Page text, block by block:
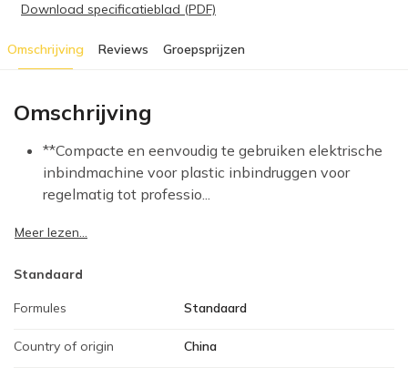
Download specificatieblad (PDF)
Omschrijving Reviews Groepsprijzen
Omschrijving
**Compacte en eenvoudig te gebruiken elektrische
inbindmachine voor plastic inbindruggen voor
regelmatig tot professio...
Meer lezen...
Standaard
Formules Standaard
Country of origin China